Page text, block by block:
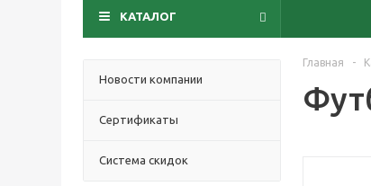
КАТАЛОГ
Новости компании
Cертификаты
Система скидок
Главная -